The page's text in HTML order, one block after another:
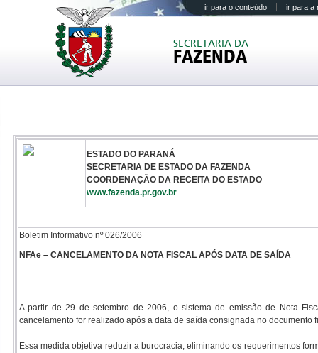
ir para o conteúdo ir para a
SECRETARIA DA
FAZENDA
ESTADO DO PARANÁ
SECRETARIA DE ESTADO DA FAZENDA
COORDENAÇÃO DA RECEITA DO ESTADO
www.fazenda.pr.gov.br
Boletim Informativo nº 026/2006
NFAe – CANCELAMENTO DA NOTA FISCAL APÓS DATA DE SAÍDA
A partir de 29 de setembro de 2006, o sistema de emissão de Nota
cancelamento for realizado após a data de saída consignada no documento
Essa medida objetiva reduzir a burocracia, eliminando os requerimentos